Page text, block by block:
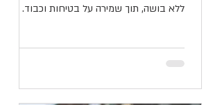
ללא בושה, תוך שמירה על בטיחות וכבוד.